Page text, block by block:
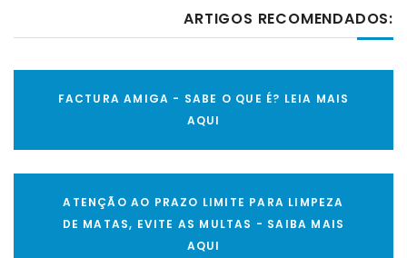
ARTIGOS RECOMENDADOS:
FACTURA AMIGA - SABE O QUE É? LEIA MAIS
AQUI
ATENÇÃO AO PRAZO LIMITE PARA LIMPEZA
DE MATAS, EVITE AS MULTAS - SAIBA MAIS
AQUI